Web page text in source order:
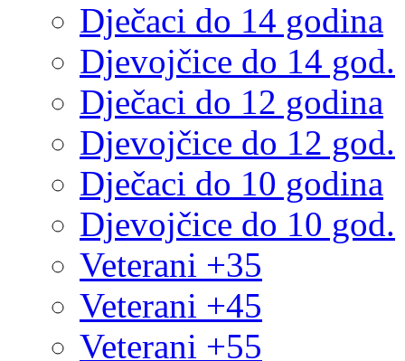
Dječaci do 14 godina
Djevojčice do 14 god.
Dječaci do 12 godina
Djevojčice do 12 god.
Dječaci do 10 godina
Djevojčice do 10 god.
Veterani +35
Veterani +45
Veterani +55